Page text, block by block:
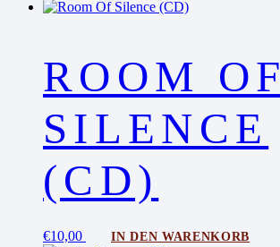
ROOM OF
SILENCE
(CD)
€10,00 IN DEN WARENKORB